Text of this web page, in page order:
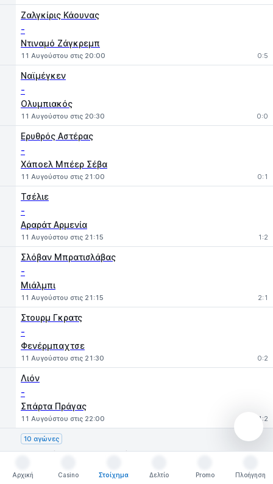
Ζαλγκίρις Κάουνας
-
Ντιναμό Ζάγκρεμπ
11 Αυγούστου στις 20:00 0:5
Ναϊμέγκεν
-
Ολυμπιακός
11 Αυγούστου στις 20:30 0:0
Ερυθρός Αστέρας
-
Χάποελ Μπέερ Σέβα
11 Αυγούστου στις 21:00 0:1
Τσέλιε
-
Αραράτ Αρμενία
11 Αυγούστου στις 21:15 1:2
Σλόβαν Μπρατισλάβας
-
Μιάλμπι
11 Αυγούστου στις 21:15 2:1
Στουρμ Γκρατς
-
Φενέρμπαχτσε
11 Αυγούστου στις 21:30 0:2
Λιόν
-
Σπάρτα Πράγας
11 Αυγούστου στις 22:00 1:2
10 αγώνες
Γηπεδούχοι — Φιλοξενούμενοι
Αρχική
Casino
Στοίχημα
Δελτίο
Promo
Πλοήγηση